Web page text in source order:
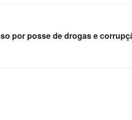
por posse de drogas e